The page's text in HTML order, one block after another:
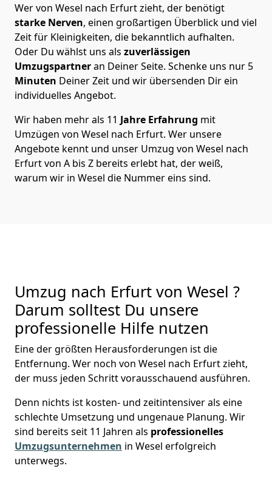
Wer von Wesel nach Erfurt zieht, der benötigt
starke Nerven, einen großartigen Überblick und viel
Zeit für Kleinigkeiten, die bekanntlich aufhalten.
Oder Du wählst uns als zuverlässigen
Umzugspartneran Deiner Seite. Schenke uns nur 5
Minuten Deiner Zeit und wir übersenden Dir ein
individuelles Angebot.
Wir haben mehr als 11 Jahre Erfahrung mit
Umzügen von Wesel nach Erfurt. Wer unsere
Angebote kennt und unser Umzug von Wesel nach
Erfurt von A bis Z bereits erlebt hat, der weiß,
warum wir in Wesel die Nummer eins sind.
Umzug nach Erfurt von Wesel ?
Darum solltest Du unsere
professionelle Hilfe nutzen
Eine der größten Herausforderungen ist die
Entfernung. Wer noch von Wesel nach Erfurt zieht,
der muss jeden Schritt vorausschauend ausführen.
Denn nichts ist kosten- und zeitintensiver als eine
schlechte Umsetzung und ungenaue Planung. Wir
sind bereits seit 11 Jahren als professionelles
Umzugsunternehmen in Wesel erfolgreich
unterwegs.